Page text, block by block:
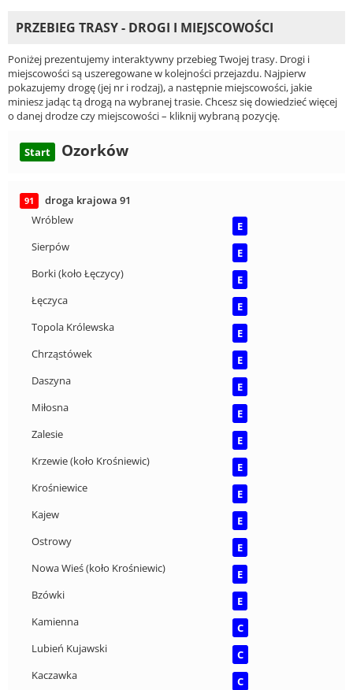
PRZEBIEG TRASY - DROGI I MIEJSCOWOŚCI
Poniżej prezentujemy interaktywny przebieg Twojej trasy. Drogi i
miejscowości są uszeregowane w kolejności przejazdu. Najpierw
pokazujemy drogę (jej nr i rodzaj), a następnie miejscowości, jakie
miniesz jadąc tą drogą na wybranej trasie. Chcesz się dowiedzieć więcej
o danej drodze czy miejscowości – kliknij wybraną pozycję.
Start Ozorków
91
droga krajowa 91
Wróblew
E
Sierpów
E
Borki (koło Łęczycy)
E
Łęczyca
E
Topola Królewska
E
Chrząstówek
E
Daszyna
E
Miłosna
E
Zalesie
E
Krzewie (koło Krośniewic)
E
Krośniewice
E
Kajew
E
Ostrowy
E
Nowa Wieś (koło Krośniewic)
E
Bzówki
E
Kamienna
C
Lubień Kujawski
C
Kaczawka
C